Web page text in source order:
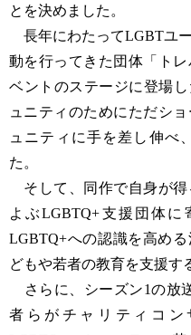
とを決めました。
長年にわたってLGBTユ
動を行ってきた団体「ト
ベントのステージに登場
ュニティのためにただシ
ュニティに手を差し伸べ
た。
そして、同作で自身が得
よぶLGBTQ+支援団体に
LGBTQ+への認識を高め
どもや若者の教育を支援す
さらに、シーズン1の放
者らがチャリティコン